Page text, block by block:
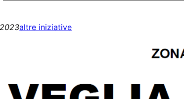
altre iniziative